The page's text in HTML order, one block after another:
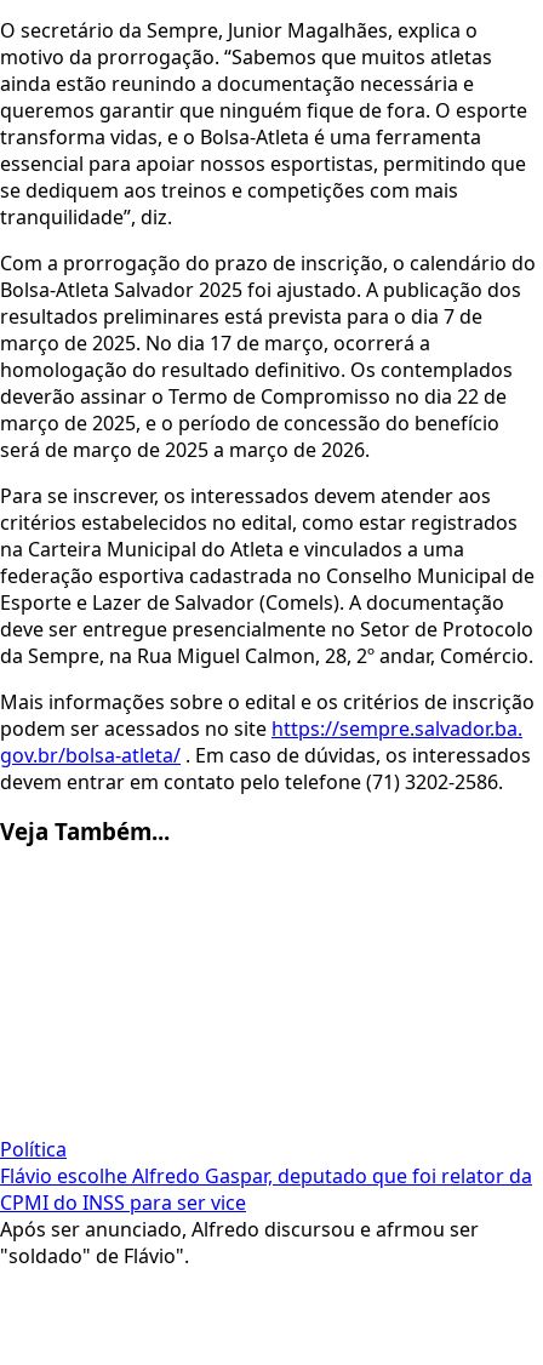
O secretário da Sempre, Junior Magalhães, explica o
motivo da prorrogação. “Sabemos que muitos atletas
ainda estão reunindo a documentação necessária e
queremos garantir que ninguém fique de fora. O esporte
transforma vidas, e o Bolsa-Atleta é uma ferramenta
essencial para apoiar nossos esportistas, permitindo que
se dediquem aos treinos e competições com mais
tranquilidade”, diz.
Com a prorrogação do prazo de inscrição, o calendário do
Bolsa-Atleta Salvador 2025 foi ajustado. A publicação dos
resultados preliminares está prevista para o dia 7 de
março de 2025. No dia 17 de março, ocorrerá a
homologação do resultado definitivo. Os contemplados
deverão assinar o Termo de Compromisso no dia 22 de
março de 2025, e o período de concessão do benefício
será de março de 2025 a março de 2026.
Para se inscrever, os interessados devem atender aos
critérios estabelecidos no edital, como estar registrados
na Carteira Municipal do Atleta e vinculados a uma
federação esportiva cadastrada no Conselho Municipal de
Esporte e Lazer de Salvador (Comels). A documentação
deve ser entregue presencialmente no Setor de Protocolo
da Sempre, na Rua Miguel Calmon, 28, 2º andar, Comércio.
Mais informações sobre o edital e os critérios de inscrição
podem ser acessados no site https://sempre.salvador.ba.
gov.br/bolsa-atleta/ . Em caso de dúvidas, os interessados
devem entrar em contato pelo telefone (71) 3202-2586.
Veja Também...
Política
Flávio escolhe Alfredo Gaspar, deputado que foi relator da
CPMI do INSS para ser vice
Após ser anunciado, Alfredo discursou e afrmou ser
"soldado" de Flávio".